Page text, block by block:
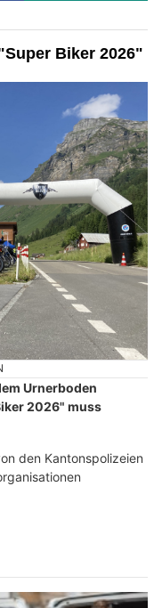
Biker 2026"
Urnerboden
2026" muss
den Kantonspolizeien